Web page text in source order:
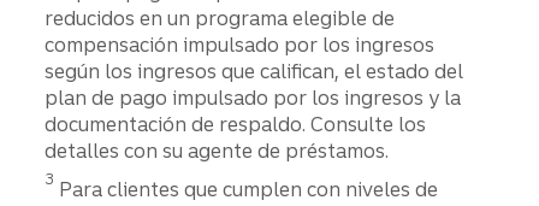
reducidos en un programa elegible de
compensación impulsado por los ingresos
según los ingresos que califican, el estado del
plan de pago impulsado por los ingresos y la
documentación de respaldo. Consulte los
detalles con su agente de préstamos.
Divulgación
3 Para clientes que cumplen con niveles de